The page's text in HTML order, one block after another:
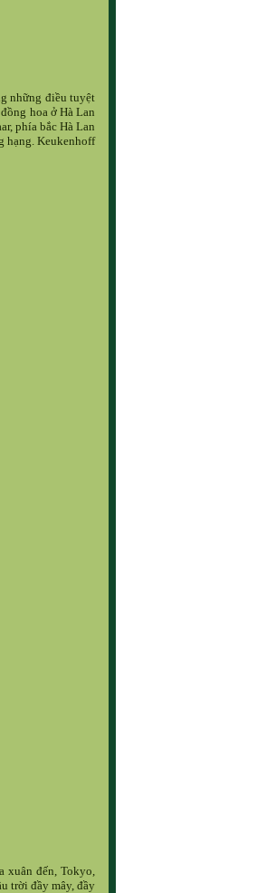
những điều tuyệt
hoa ở Hà Lan
phía bắc Hà Lan
hạng. Keukenhoff
xuân đến, Tokyo,
trời đầy mây, đầy